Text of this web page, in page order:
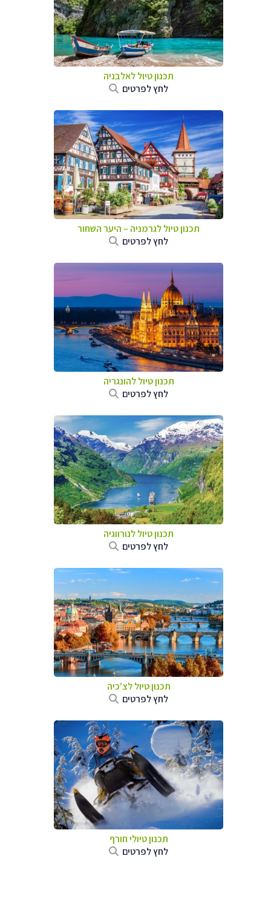
תכנון טיול לאלבניה
לחץ לפרטים
תכנון טיול לגרמניה – היער השחור
לחץ לפרטים
תכנון טיול להונגריה
לחץ לפרטים
תכנון טיול לנורווגיה
לחץ לפרטים
תכנון טיול לצ'כיה
לחץ לפרטים
תכנון טיולי חורף
לחץ לפרטים